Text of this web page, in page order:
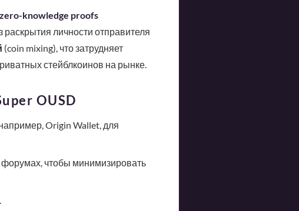
zero-knowledge proofs
раскрытия личности отправителя
(coin mixing), что затрудняет
стейблкоинов на рынке.
OUSD
Origin Wallet, для
форумах, чтобы минимизировать